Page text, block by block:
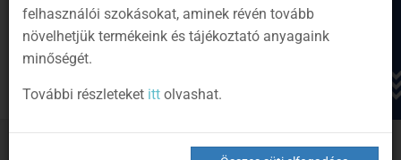
felhasználói szokásokat, aminek révén tovább
növelhetjük termékeink és tájékoztató anyagaink
minőségét.
További részleteket ittolvashat.